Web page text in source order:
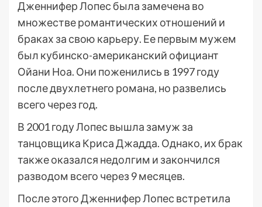
Дженнифер Лопес была замечена во
множестве романтических отношений и
браках за свою карьеру. Ее первым мужем
был кубинско-американский официант
Ойани Ноа. Они поженились в 1997 году
после двухлетнего романа, но развелись
всего через год.
В 2001 году Лопес вышла замуж за
танцовщика Криса Джадда. Однако, их брак
также оказался недолгим и закончился
разводом всего через 9 месяцев.
После этого Дженнифер Лопес встретила